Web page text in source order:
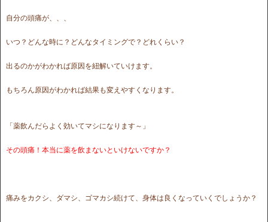
自分の頭痛が、、、
いつ？どんな時に？どんなタイミングで？どれくらい？
出るのかがわかれば原因を紐解いていけます。
もちろん原因がわかれば結果も変えやすくなります。
「薬飲んだらよく効いてマシになります～」
その頭痛！本当に薬を飲まないといけないですか？
痛みをカクシ、ダマシ、ゴマカシ続けて、身体は良くなっていくでしょうか？